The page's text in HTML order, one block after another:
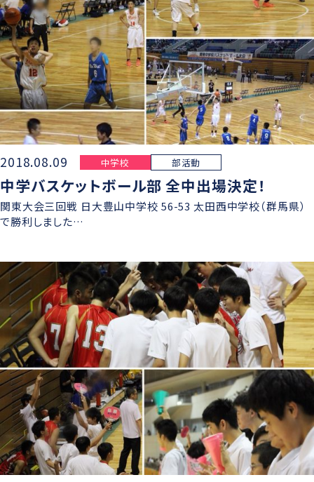
2018.08.09 中学校 部活動
中学バスケットボール部 全中出場決定！
関東大会三回戦 日大豊山中学校 56-53 太田西中学校（群馬県）
で勝利しました…